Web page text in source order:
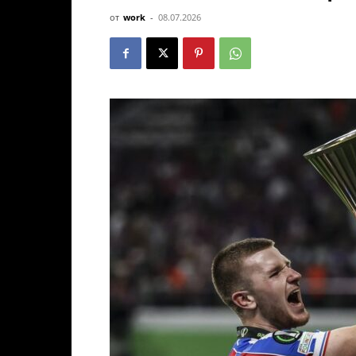
от work - 08.07.2026